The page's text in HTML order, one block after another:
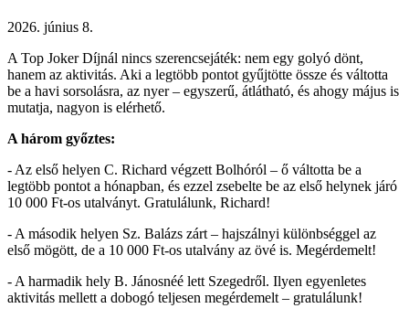
2026. június 8.
A Top Joker Díjnál nincs szerencsejáték: nem egy golyó dönt,
hanem az aktivitás. Aki a legtöbb pontot gyűjtötte össze és váltotta
be a havi sorsolásra, az nyer – egyszerű, átlátható, és ahogy május is
mutatja, nagyon is elérhető.
A három győztes:
- Az első helyen C. Richard végzett Bolhóról – ő váltotta be a
legtöbb pontot a hónapban, és ezzel zsebelte be az első helynek járó
10 000 Ft-os utalványt. Gratulálunk, Richard!
- A második helyen Sz. Balázs zárt – hajszálnyi különbséggel az
első mögött, de a 10 000 Ft-os utalvány az övé is. Megérdemelt!
- A harmadik hely B. Jánosnéé lett Szegedről. Ilyen egyenletes
aktivitás mellett a dobogó teljesen megérdemelt – gratulálunk!